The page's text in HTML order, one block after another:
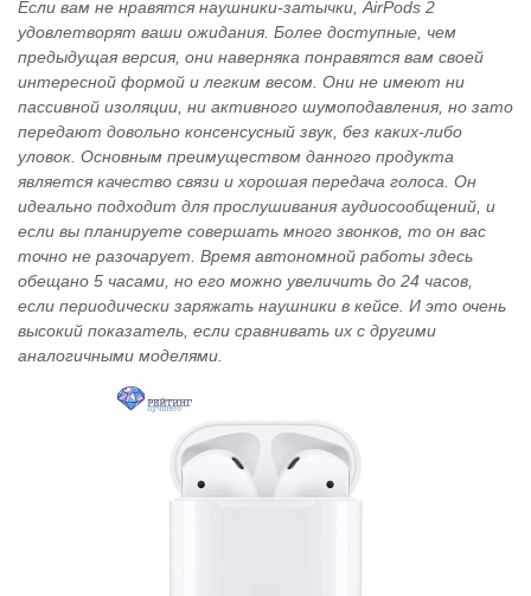
Если вам не нравятся наушники-затычки, AirPods 2
удовлетворят ваши ожидания. Более доступные, чем
предыдущая версия, они наверняка понравятся вам своей
интересной формой и легким весом. Они не имеют ни
пассивной изоляции, ни активного шумоподавления, но зато
передают довольно консенсусный звук, без каких-либо
уловок. Основным преимуществом данного продукта
является качество связи и хорошая передача голоса. Он
идеально подходит для прослушивания аудиосообщений, и
если вы планируете совершать много звонков, то он вас
точно не разочарует. Время автономной работы здесь
обещано 5 часами, но его можно увеличить до 24 часов,
если периодически заряжать наушники в кейсе. И это очень
высокий показатель, если сравнивать их с другими
аналогичными моделями.